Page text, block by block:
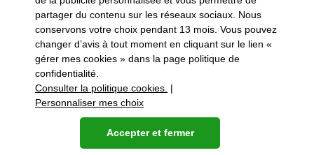
Une restructuration
réussie avec un gain
mensuel de plus de 2000
financer d’importants
travaux d’extension ou de
partager du contenu sur les réseaux sociaux. Nous
conservons votre choix pendant 13 mois. Vous pouvez
changer d’avis à tout moment en cliquant sur le lien «
gérer mes cookies » dans la page politique de
confidentialité.
Consulter la politique cookies. |
Personnaliser mes choix
Accepter et fermer